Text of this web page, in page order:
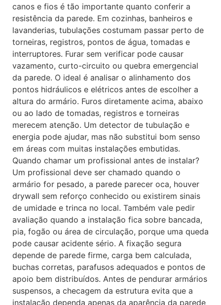
canos e fios é tão importante quanto conferir a
resistência da parede. Em cozinhas, banheiros e
lavanderias, tubulações costumam passar perto de
torneiras, registros, pontos de água, tomadas e
interruptores. Furar sem verificar pode causar
vazamento, curto-circuito ou quebra emergencial
da parede. O ideal é analisar o alinhamento dos
pontos hidráulicos e elétricos antes de escolher a
altura do armário. Furos diretamente acima, abaixo
ou ao lado de tomadas, registros e torneiras
merecem atenção. Um detector de tubulação e
energia pode ajudar, mas não substitui bom senso
em áreas com muitas instalações embutidas.
Quando chamar um profissional antes de instalar?
Um profissional deve ser chamado quando o
armário for pesado, a parede parecer oca, houver
drywall sem reforço conhecido ou existirem sinais
de umidade e trinca no local. Também vale pedir
avaliação quando a instalação fica sobre bancada,
pia, fogão ou área de circulação, porque uma queda
pode causar acidente sério. A fixação segura
depende de parede firme, carga bem calculada,
buchas corretas, parafusos adequados e pontos de
apoio bem distribuídos. Antes de pendurar armários
suspensos, a checagem da estrutura evita que a
instalação dependa apenas da aparência da parede